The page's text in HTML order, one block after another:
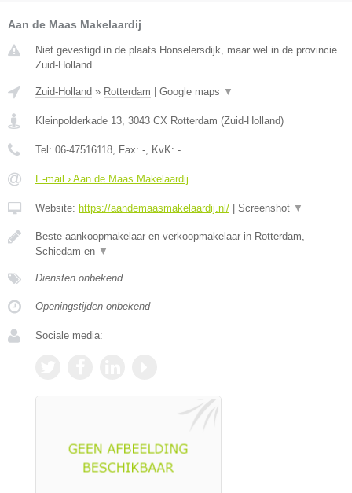
Aan de Maas Makelaardij
Niet gevestigd in de plaats Honselersdijk, maar wel in de provincie
Zuid-Holland.
Zuid-Holland » Rotterdam Google maps ▼
Kleinpolderkade 13, 3043 CX Rotterdam (Zuid-Holland)
Tel: 06-47516118, Fax: -, KvK: -
E-mail › Aan de Maas Makelaardij
Website: https://aandemaasmakelaardij.nl/ Screenshot ▼
Beste aankoopmakelaar en verkoopmakelaar in Rotterdam,
Schiedam en ▼
Diensten onbekend
Openingstijden onbekend
Sociale media: